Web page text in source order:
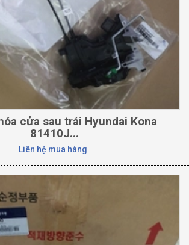
cửa sau trái Hyundai Kona
81410J...
Liên hệ mua hàng